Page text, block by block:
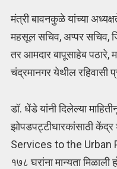
मंत्री बावनकुळे यांच्‍या
महसूल सचिव, अप्पर सचिव,
तर आमदार बापूसाहेब पठारे,
चंद्रमानगर येथील रहिवासी
डॉ. धेंडे यांनी दिलेल्‍या
झोपडपट्टीधारकांसाठी
Services to the Urban
१७८ घरांना मान्यता